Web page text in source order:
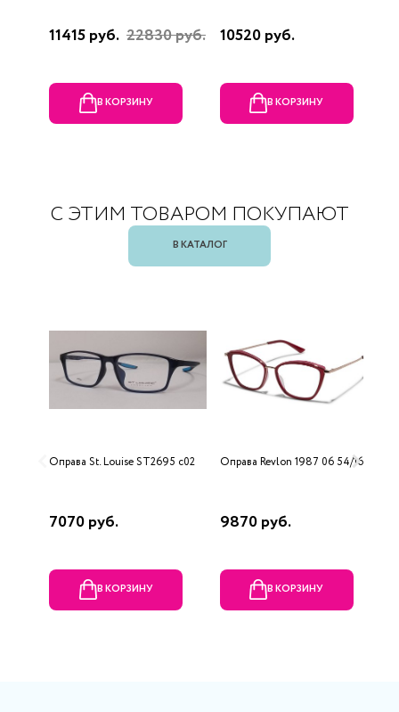
11415 руб. 22830 руб.
В КОРЗИНУ
10520 руб.
В КОРЗИНУ
С ЭТИМ ТОВАРОМ ПОКУПАЮТ
В КАТАЛОГ
Оправа St. Louise ST2695 c02
7070 руб.
В КОРЗИНУ
Оправа Revlon 1987 06 54/16
9870 руб.
В КОРЗИНУ